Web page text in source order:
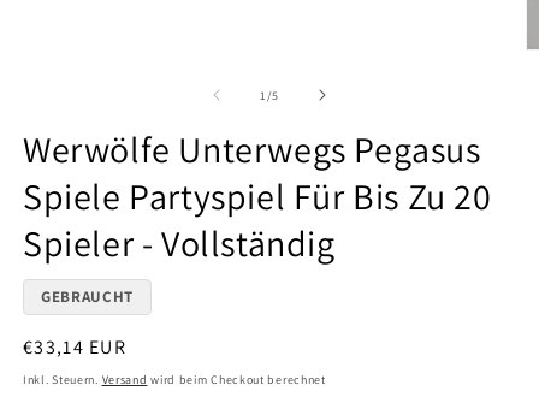
1/von
5
Werwölfe Unterwegs Pegasus
Spiele Partyspiel Für Bis Zu 20
Spieler - Vollständig
GEBRAUCHT
Normaler
Preis
€33,14 EUR
Inkl. Steuern. Versand wird beim Checkout berechnet